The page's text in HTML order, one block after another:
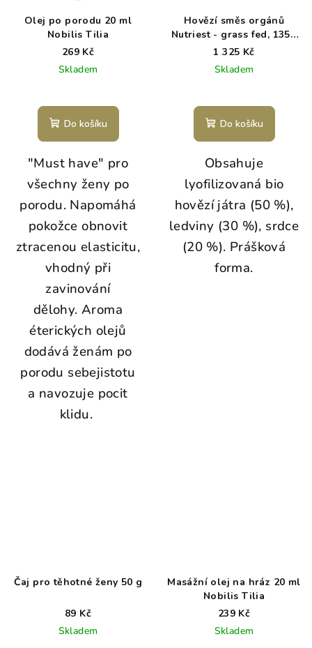
Olej po porodu 20 ml
Nobilis Tilia
269 Kč
Skladem
Do košíku
"Must have" pro
všechny ženy po
porodu. Napomáhá
pokožce obnovit
ztracenou elasticitu,
vhodný při
zavinování
dělohy. Aroma
éterických olejů
dodává ženám po
porodu sebejistotu
a navozuje pocit
klidu.
Hovězí směs orgánů
Nutriest - grass fed, 135g
v prášku
1 325 Kč
Skladem
hodnocení
produktu
z
hvězdiček.
Do košíku
Obsahuje
lyofilizovaná bio
hovězí játra (50 %),
ledviny (30 %), srdce
(20 %). Prášková
forma.
Čaj pro těhotné ženy 50 g
89 Kč
Skladem
Masážní olej na hráz 20 ml
Nobilis Tilia
239 Kč
Skladem